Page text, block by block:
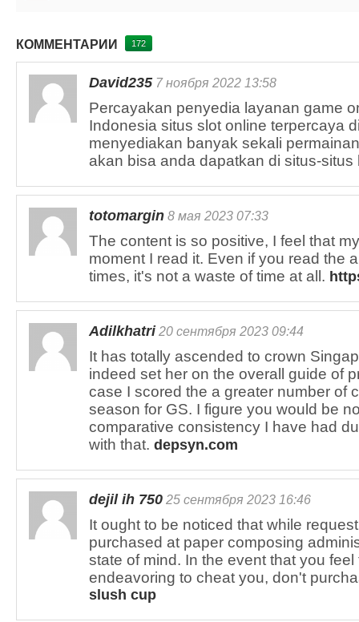
КОММЕНТАРИИ 172
David2357 ноября 2022 13:58
Percayakan penyedia layanan game
Indonesia situs slot online terpercaya
menyediakan banyak sekali
akan bisa anda dapatkan di situs-
totomargin 8 мая 2023 07:33
The content is so positive, I feel that
moment I read it. Even if you read the
times, it's not a waste of time at all.
Adilkhatri20 сентября 2023 09:44
It has totally ascended to crown
indeed set her on the overall guide of
case I scored the a greater number of
season for GS. I figure you would be
comparative consistency I have had
with that. depsyn.com
dejil ih 750 25 сентября 2023 16:46
It ought to be noticed that while
purchased at paper composing
state of mind. In the event that you
endeavoring to cheat you, don't
slush cup